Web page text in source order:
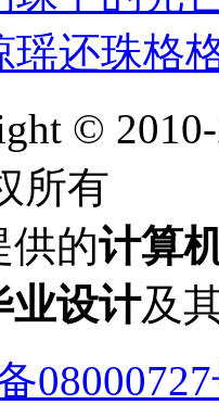
瑶还珠格
©
所有
供的计算
业设计及